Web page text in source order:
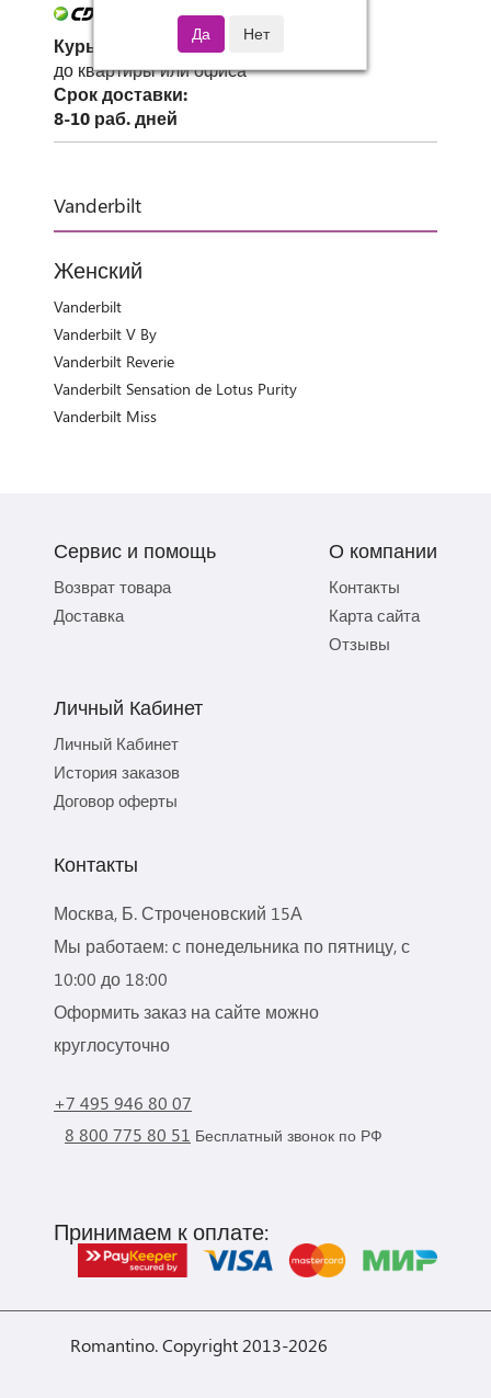
Курьер СДЭК
до квартиры или офиса
Срок доставки:
8-10 раб. дней
Vanderbilt
Женский
Vanderbilt
Vanderbilt V By
Vanderbilt Reverie
Vanderbilt Sensation de Lotus Purity
Vanderbilt Miss
Сервис и помощь
Возврат товара
Доставка
О компании
Контакты
Карта сайта
Отзывы
Личный Кабинет
Личный Кабинет
История заказов
Договор оферты
Контакты
Москва, Б. Строченовский 15А
Мы работаем: с понедельника по пятницу, с
10:00 до 18:00
Оформить заказ на сайте можно
круглосуточно
+7 495 946 80 07
8 800 775 80 51 Бесплатный звонок по РФ
Принимаем к оплате:
Romantino. Copyright 2013-2026